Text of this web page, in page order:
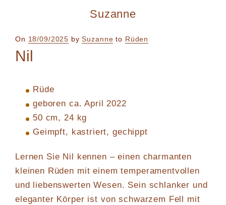
Suzanne
On Posted
on
18/09/2025 bySuzanne to Rüden
Nil
Rüde
geboren ca. April 2022
50 cm, 24 kg
Geimpft, kastriert, gechippt
Lernen Sie Nil kennen – einen charmanten
kleinen Rüden mit einem temperamentvollen
und liebenswerten Wesen. Sein schlanker und
eleganter Körper ist von schwarzem Fell mit